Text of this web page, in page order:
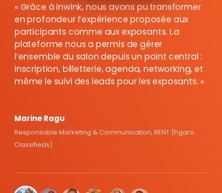
Grâce à inwink, nous avons pu transformer
en profondeur l’expérience proposée aux
participants comme aux exposants. La
plateforme nous a permis de gérer
l’ensemble du salon depuis un point central :
inscription, billetterie, agenda, networking, et
même le suivi des leads pour les exposants.
Marine Ragu
Responsable Marketing & Communication, RENT (Figaro
Classifieds)